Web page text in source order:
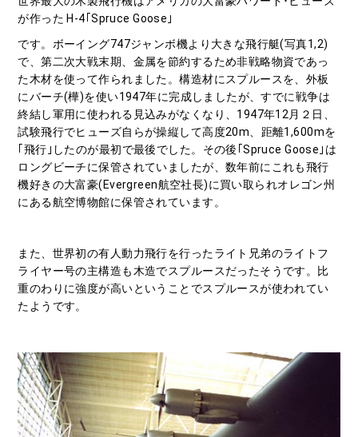
が作った H-4｢Spruce Goose｣
です。ボーイング747ジャンボ機より大きな飛行艇(写真1,2)
で、第二次大戦末期、金属を節約するため非戦略物資であっ
た木材を使って作られました。構造材にスプルースを、外板
にバーチ(樺)を使い1947年に完成しましたが、すでに戦争は
終結し軍用に使われる見込みがなくなり、1947年12月２日、
試験飛行でヒューズ自らが操縦して高度20m、距離1,600mを
｢飛行｣したのが最初で最後でした。その後｢Spruce Goose｣は
ロングビーチに保管されていましたが、数年前にこれも飛行
機好きの大富豪(Evergreen航空社長)に買い取られオレゴン州
にある航空博物館に保管されています。
また、世界初の有人動力飛行を行ったライト兄弟のライトフ
ライヤー号の主構造も木造でスプルースだったそうです。比
重のわりに強度が高いということでスプルースが使われてい
たようです。